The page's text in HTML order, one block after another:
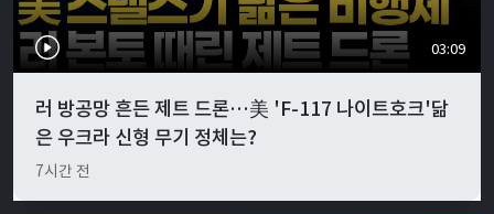
03:09
러 방공망 흔든 제트 드론…美 'F-117 나이트호크'닮
은 우크라 신형 무기 정체는?
7시간 전